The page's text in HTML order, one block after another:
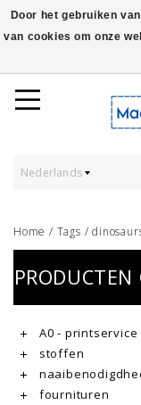
Worldwide Shipping
Nederlands
Home / Tags /
A0 - printservice
stoffen
fournituren
Door het gebruiken
van cookies om onze